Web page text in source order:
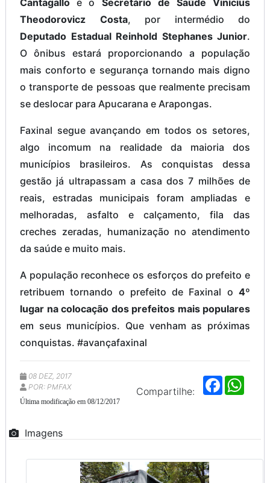
Cantagallo e o Secretário de Saúde Vinícius
Theodorovicz Costa, por intermédio do
Deputado Estadual Reinhold Stephanes Junior.
O ônibus estará proporcionando a população
mais conforto e segurança tornando mais digno
o transporte de pessoas que realmente precisam
se deslocar para Apucarana e Arapongas.
Faxinal segue avançando em todos os setores,
algo incomum na realidade da maioria dos
municípios brasileiros. As conquistas dessa
gestão já ultrapassam a casa dos 7 milhões de
reais, estradas municipais foram ampliadas e
melhoradas, asfalto e calçamento, fila das
creches zeradas, humanização no atendimento
da saúde e muito mais.
A população reconhece os esforços do prefeito e
retribuem tornando o prefeito de Faxinal o 4º
lugar na colocação dos prefeitos mais populares
em seus municípios. Que venham as próximas
conquistas. #avançafaxinal
Compartilhe:
F
a
o
p
08 DEZ, 2017
POR: PMFAX
Última modificação em 08/12/2017
Imagens